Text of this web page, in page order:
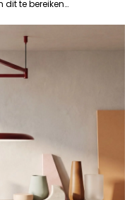
te bereiken…